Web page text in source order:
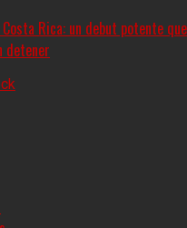
Costa Rica: un debut potente
detener